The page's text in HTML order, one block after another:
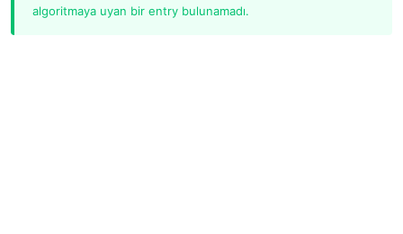
algoritmaya uyan bir entry bulunamadı.